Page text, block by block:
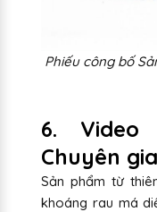
Phiếu công bố
6. Video
Chuyên gia
Sản phẩm từ
khoáng rau má